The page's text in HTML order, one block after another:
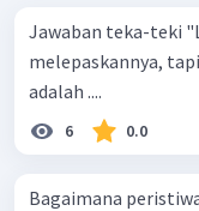
Jawaban teka-teki
melepaskannya,
adalah ....
6 0.0
Bagaimana